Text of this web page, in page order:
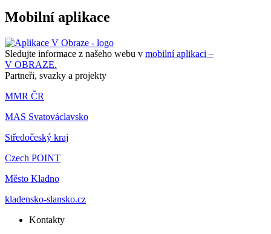
Mobilní aplikace
Sledujte informace z našeho webu v mobilní aplikaci –
V OBRAZE.
Partneři, svazky a projekty
MMR ČR
MAS Svatováclavsko
Středočeský kraj
Czech POINT
Město Kladno
kladensko-slansko.cz
Kontakty